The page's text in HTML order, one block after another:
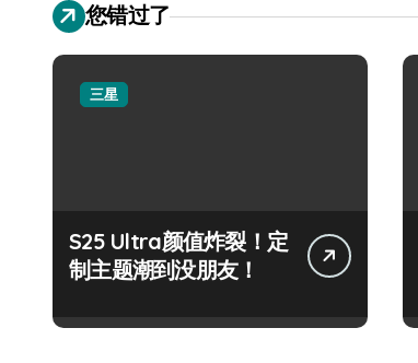
您错过了
三星
S25 Ultra颜值炸裂！定
制主题潮到没朋友！